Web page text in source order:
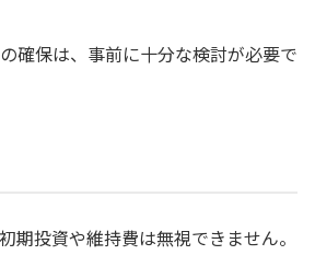
確保は、事前に十分な検討が必要で
期投資や維持費は無視できません。